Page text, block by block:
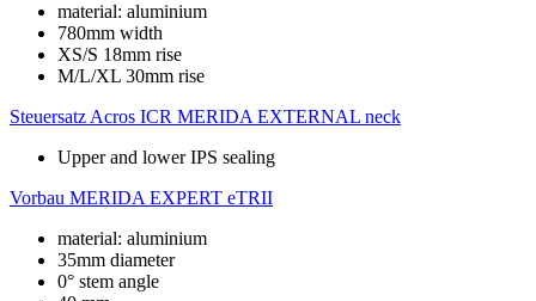
material: aluminium
780mm width
XS/S 18mm rise
M/L/XL 30mm rise
Steuersatz Acros ICR MERIDA EXTERNAL neck
Upper and lower IPS sealing
Vorbau MERIDA EXPERT eTRII
material: aluminium
35mm diameter
0° stem angle